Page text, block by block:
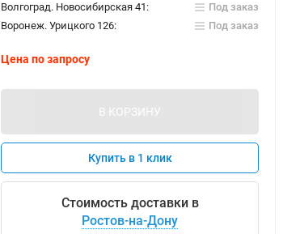
Волгоград. Новосибирская 41:
Под заказ
Воронеж. Урицкого 126:
Под заказ
Цена по запросу
В КОРЗИНУ
Купить в 1 клик
Стоимость доставки в
Ростов-на-Дону